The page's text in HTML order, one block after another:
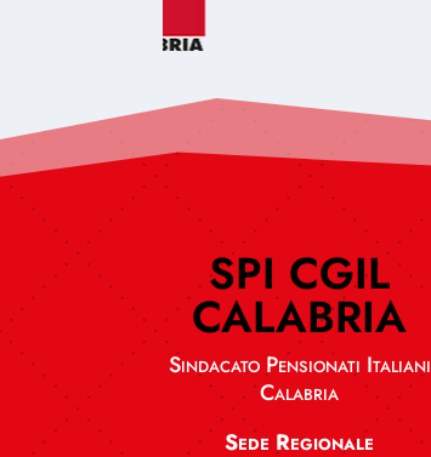
SPI CGIL
CALABRIA
Sindacato Pensionati Italiani
Calabria
Sede Regionale